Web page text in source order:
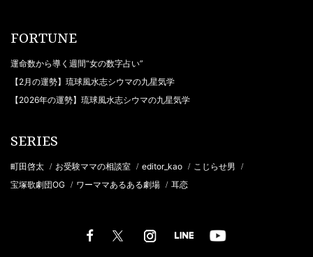
FORTUNE
運命数から導く週間“女の数字占い”
【2月の運勢】琉球風水志シウマの九星気学
【2026年の運勢】琉球風水志シウマの九星気学
SERIES
町田啓太 / お受験ママの相談室 / editor_kao / こじらせ男 /
宝塚歌劇団OG / ワーママあるある劇場 / 耳恋